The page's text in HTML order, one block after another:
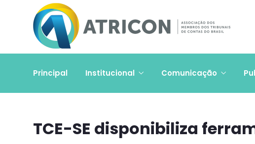
Principal Institucional Comunicação
TCE-SE disponibiliza